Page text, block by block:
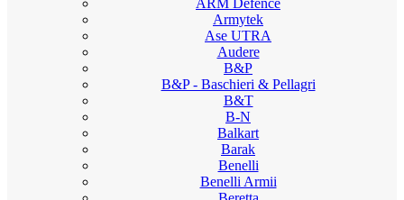
Armytek
Ase UTRA
Audere
B&P
B&P - Baschieri & Pellagri
B&T
B-N
Balkart
Barak
Benelli
Benelli Armii